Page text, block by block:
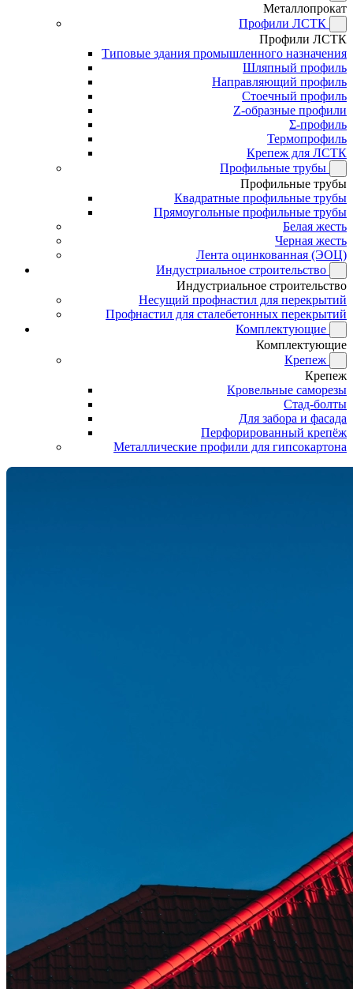
Металлопрокат
Профили ЛСТК
Профили ЛСТК
Типовые здания промышленного назначения
Шляпный профиль
Направляющий профиль
Стоечный профиль
Z-образные профили
Σ-профиль
Термопрофиль
Крепеж для ЛСТК
Профильные трубы
Профильные трубы
Квадратные профильные трубы
Прямоугольные профильные трубы
Белая жесть
Черная жесть
Лента оцинкованная (ЭОЦ)
Индустриальное строительство
Индустриальное строительство
Несущий профнастил для перекрытий
Профнастил для сталебетонных перекрытий
Комплектующие
Комплектующие
Крепеж
Крепеж
Кровельные саморезы
Стад-болты
Для забора и фасада
Перфорированный крепёж
Металлические профили для гипсокартона